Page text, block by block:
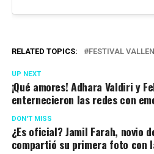
RELATED TOPICS: FESTIVAL
UP NEXT
¡Qué amores! Adhara Valdiri y
enternecieron las redes con
DON'T MISS
¿Es oficial? Jamil Farah, novio
compartió su primera foto con